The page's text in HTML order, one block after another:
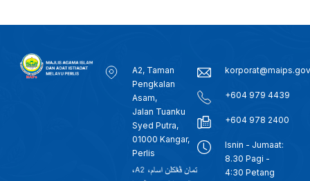
A2, Taman
Pengkalan
Asam,
Jalan Tuanku
Syed Putra,
01000 Kangar,
Perlis
+604 979 4439
+604 978 2400
Isnin - Jumaat:
8.30 Pagi -
4:30 Petang